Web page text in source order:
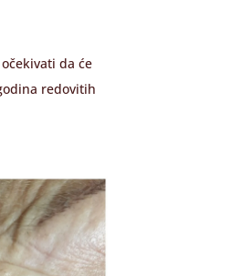
da će
redovitih